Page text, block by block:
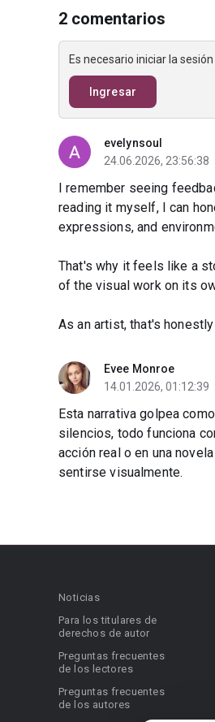
2 comentarios
Es necesario iniciar la
Ingresar
evelynsoul
24.06.2026, 23:56:38
I remember seeing
reading it myself, I can
expressions, and
That's why it feels like a
of the visual work on its
As an artist, that's
Evee Monroe
14.01.2026, 01:12:39
Esta narrativa golpea
silencios, todo funciona
acción real o en una
sentirse visualmente.
Noticias
Para los titulares de
derechos de autor
Preguntas frecuentes
de los lectores
Preguntas frecuentes
de los autores